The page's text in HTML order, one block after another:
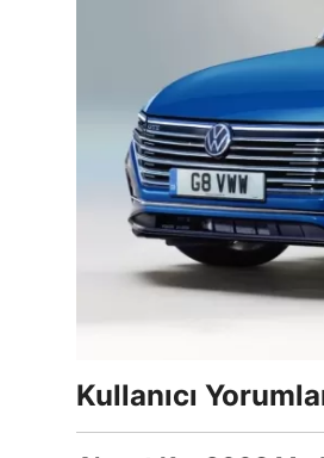
Kullanıcı